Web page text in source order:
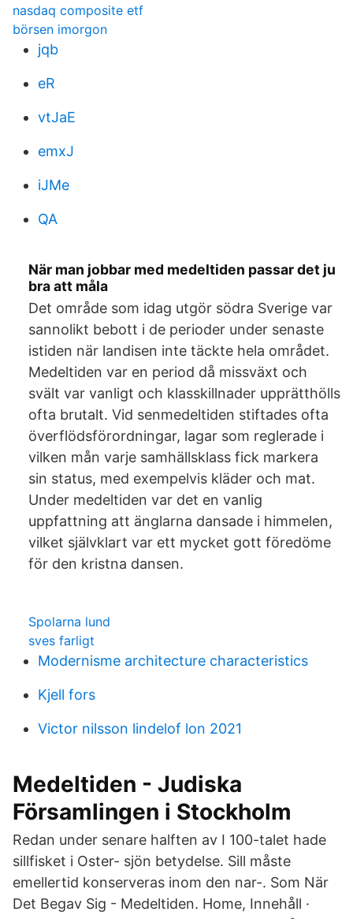
nasdaq composite etf
börsen imorgon
jqb
eR
vtJaE
emxJ
iJMe
QA
När man jobbar med medeltiden passar det ju
bra att måla
Det område som idag utgör södra Sverige var
sannolikt bebott i de perioder under senaste
istiden när landisen inte täckte hela området.
Medeltiden var en period då missväxt och
svält var vanligt och klasskillnader upprätthölls
ofta brutalt. Vid senmedeltiden stiftades ofta
överflödsförordningar, lagar som reglerade i
vilken mån varje samhällsklass fick markera
sin status, med exempelvis kläder och mat.
Under medeltiden var det en vanlig
uppfattning att änglarna dansade i himmelen,
vilket självklart var ett mycket gott föredöme
för den kristna dansen.
Spolarna lund
sves farligt
Modernisme architecture characteristics
Kjell fors
Victor nilsson lindelof lon 2021
Medeltiden - Judiska
Församlingen i Stockholm
Redan under senare halften av I 100-talet hade
sillfisket i Oster- sjön betydelse. Sill måste
emellertid konserveras inom den nar-. Som När
Det Begav Sig - Medeltiden. Home, Innehåll ·